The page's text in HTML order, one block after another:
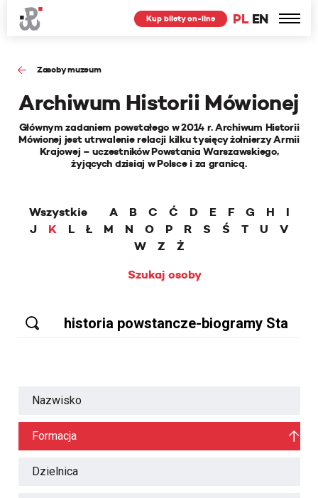
PL EN
Kup bilety on-line
Zasoby muzeum
Archiwum Historii Mówionej
Głównym zadaniem powstałego w 2014 r. Archiwum Historii
Mówionej jest utrwalenie relacji kilku tysięcy żołnierzy Armii
Krajowej – uczestników Powstania Warszawskiego,
żyjących dzisiaj w Polsce i za granicą.
Wszystkie A B C Ć D E F G H
I
J
K L Ł M N O P R S Ś T U
V
W
Z
Ż
Szukaj osoby
Nazwisko
Formacja
Dzielnica